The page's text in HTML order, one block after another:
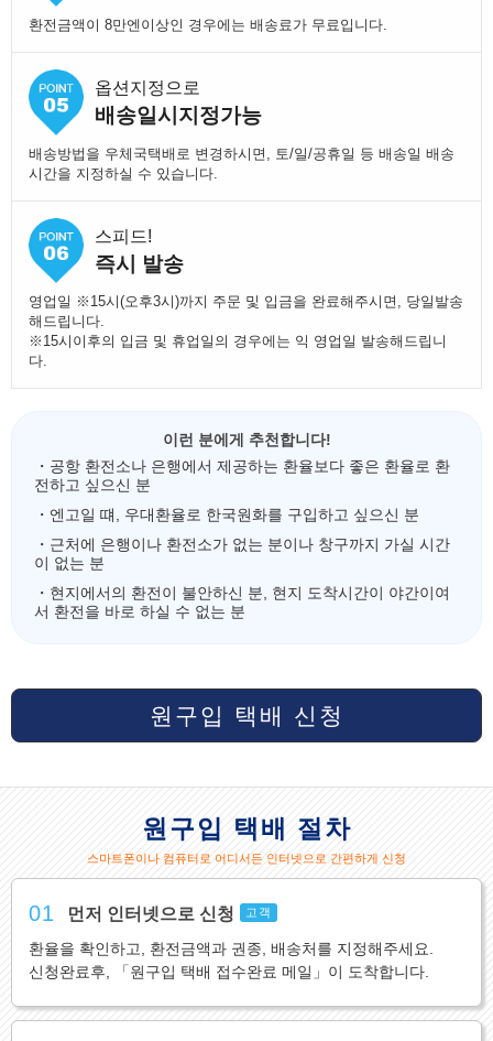
환전금액이 8만엔이상인 경우에는 배송료가 무료입니다.
옵션지정으로
배송일시지정가능
배송방법을 우체국택배로 변경하시면, 토/일/공휴일 등 배송일 배송
시간을 지정하실 수 있습니다.
스피드!
즉시 발송
영업일 ※15시(오후3시)까지 주문 및 입금을 완료해주시면, 당일발송
해드립니다.
※15시이후의 입금 및 휴업일의 경우에는 익 영업일 발송해드립니
다.
이런 분에게 추천합니다!
・공항 환전소나 은행에서 제공하는 환율보다 좋은 환율로 환
전하고 싶으신 분
・엔고일 떄, 우대환율로 한국원화를 구입하고 싶으신 분
・근처에 은행이나 환전소가 없는 분이나 창구까지 가실 시간
이 없는 분
・현지에서의 환전이 불안하신 분, 현지 도착시간이 야간이여
서 환전을 바로 하실 수 없는 분
원구입 택배 신청
원구입 택배 절차
스마트폰이나 컴퓨터로 어디서든 인터넷으로 간편하게 신청
01 먼저 인터넷으로 신청 고객
환율을 확인하고, 환전금액과 권종, 배송처를 지정해주세요.
신청완료후, 「원구입 택배 접수완료 메일」이 도착합니다.